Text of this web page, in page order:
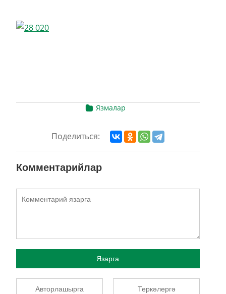
Язмалар
Поделиться:
Комментарийлар
Язарга
Авторлашырга Теркәлергә